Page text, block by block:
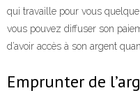
qui travaille pour vous
vous pouvez diffuser son
d’avoir accès à son argent
Emprunter de